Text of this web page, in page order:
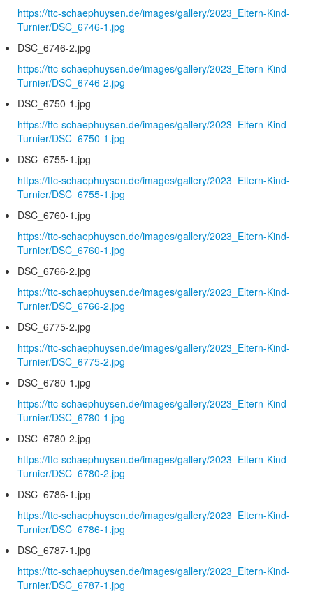
https://ttc-schaephuysen.de/images/gallery/2023_Eltern-Kind-
Turnier/DSC_6746-1.jpg
DSC_6746-2.jpg
https://ttc-schaephuysen.de/images/gallery/2023_Eltern-Kind-
Turnier/DSC_6746-2.jpg
DSC_6750-1.jpg
https://ttc-schaephuysen.de/images/gallery/2023_Eltern-Kind-
Turnier/DSC_6750-1.jpg
DSC_6755-1.jpg
https://ttc-schaephuysen.de/images/gallery/2023_Eltern-Kind-
Turnier/DSC_6755-1.jpg
DSC_6760-1.jpg
https://ttc-schaephuysen.de/images/gallery/2023_Eltern-Kind-
Turnier/DSC_6760-1.jpg
DSC_6766-2.jpg
https://ttc-schaephuysen.de/images/gallery/2023_Eltern-Kind-
Turnier/DSC_6766-2.jpg
DSC_6775-2.jpg
https://ttc-schaephuysen.de/images/gallery/2023_Eltern-Kind-
Turnier/DSC_6775-2.jpg
DSC_6780-1.jpg
https://ttc-schaephuysen.de/images/gallery/2023_Eltern-Kind-
Turnier/DSC_6780-1.jpg
DSC_6780-2.jpg
https://ttc-schaephuysen.de/images/gallery/2023_Eltern-Kind-
Turnier/DSC_6780-2.jpg
DSC_6786-1.jpg
https://ttc-schaephuysen.de/images/gallery/2023_Eltern-Kind-
Turnier/DSC_6786-1.jpg
DSC_6787-1.jpg
https://ttc-schaephuysen.de/images/gallery/2023_Eltern-Kind-
Turnier/DSC_6787-1.jpg